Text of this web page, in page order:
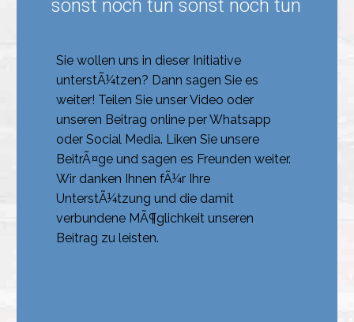
Sie wollen uns in dieser Initiative
unterstÃ¼tzen? Dann sagen Sie es
weiter! Teilen Sie unser Video oder
unseren Beitrag online per Whatsapp
oder Social Media. Liken Sie unsere
BeitrÃ¤ge und sagen es Freunden weiter.
Wir danken Ihnen fÃ¼r Ihre
UnterstÃ¼tzung und die damit
verbundene MÃ¶glichkeit unseren
Beitrag zu leisten.